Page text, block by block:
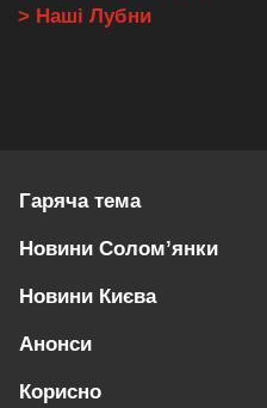
> Наші Лубни
Гаряча тема
Новини Солом’янки
Новини Києва
Анонси
Корисно